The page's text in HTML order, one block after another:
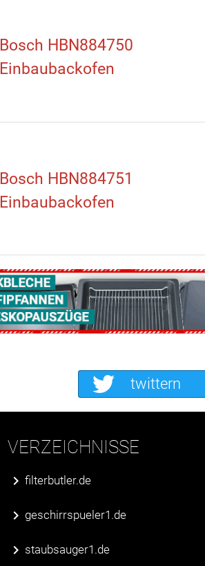
Bosch HBN884750
Einbaubackofen
Bosch HBN884751
Einbaubackofen
twittern
VERZEICHNISSE
filterbutler.de
geschirrspueler1.de
staubsauger1.de